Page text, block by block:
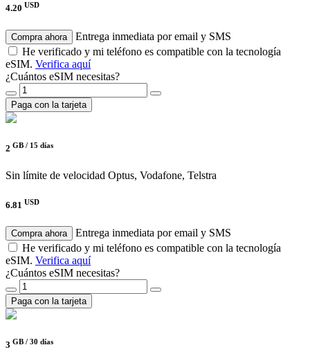
4.20 USD
Compra ahora
Entrega inmediata por email y SMS
He verificado y mi teléfono es compatible con la tecnología
eSIM. Verifica aquí
¿Cuántos eSIM necesitas?
Paga con la tarjeta
2 GB / 15 días
Sin límite de velocidad Optus, Vodafone, Telstra
6.81 USD
Compra ahora
Entrega inmediata por email y SMS
He verificado y mi teléfono es compatible con la tecnología
eSIM. Verifica aquí
¿Cuántos eSIM necesitas?
Paga con la tarjeta
3 GB / 30 días